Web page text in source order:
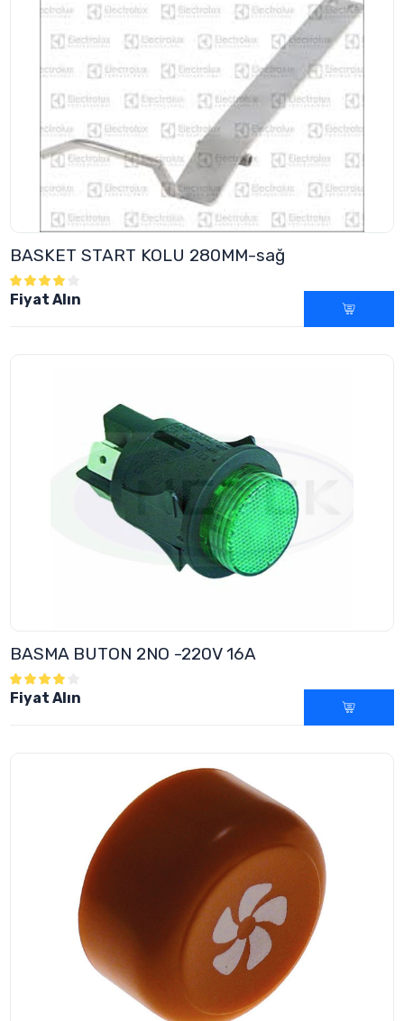
BASKET START KOLU 280MM-sağ
Fiyat Alın
BASMA BUTON 2NO -220V 16A
Fiyat Alın